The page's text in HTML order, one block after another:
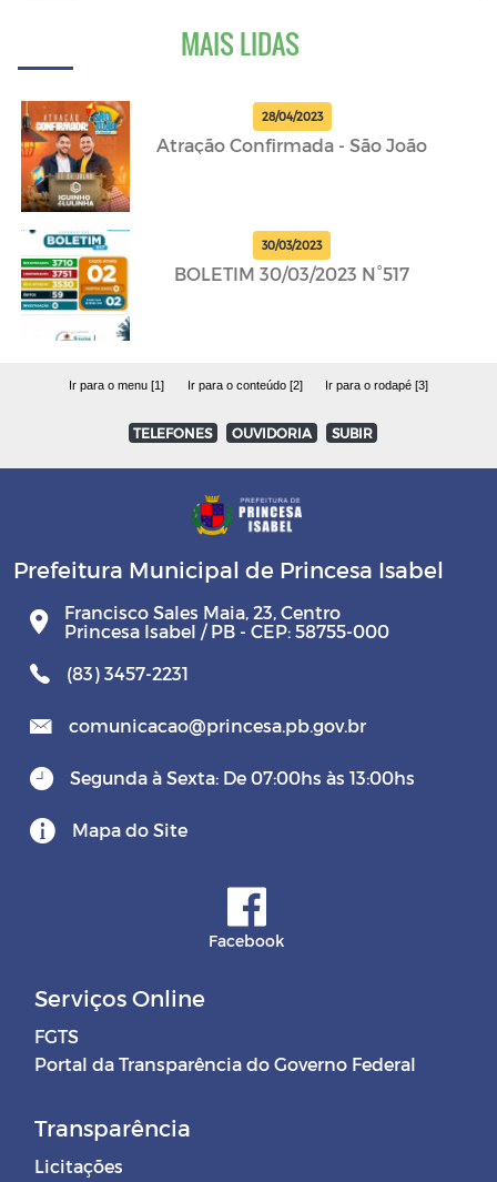
MAIS LIDAS
28/04/2023
Atração Confirmada - São João
30/03/2023
BOLETIM 30/03/2023 N°517
Ir para o menu [1] Ir para o conteúdo [2] Ir para o rodapé [3]
TELEFONES OUVIDORIA SUBIR
Prefeitura Municipal de Princesa Isabel
Francisco Sales Maia, 23, Centro
Princesa Isabel / PB - CEP: 58755-000
(83) 3457-2231
comunicacao@princesa.pb.gov.br
Segunda à Sexta: De 07:00hs às 13:00hs
Mapa do Site
Facebook
Serviços Online
FGTS
Portal da Transparência do Governo Federal
Transparência
Licitações